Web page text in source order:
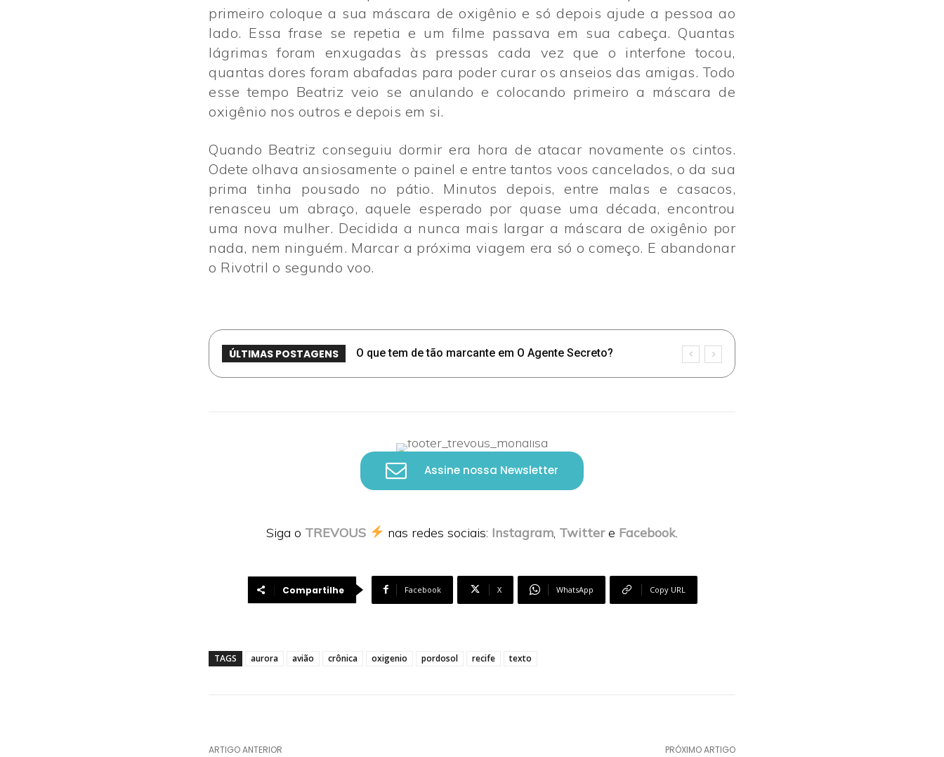
primeiro coloque a sua máscara de oxigênio e só depois ajude a pessoa ao
lado. Essa frase se repetia e um filme passava em sua cabeça. Quantas
lágrimas foram enxugadas às pressas cada vez que o interfone tocou,
quantas dores foram abafadas para poder curar os anseios das amigas. Todo
esse tempo Beatriz veio se anulando e colocando primeiro a máscara de
oxigênio nos outros e depois em si.
Quando Beatriz conseguiu dormir era hora de atacar novamente os cintos.
Odete olhava ansiosamente o painel e entre tantos voos cancelados, o da sua
prima tinha pousado no pátio. Minutos depois, entre malas e casacos,
renasceu um abraço, aquele esperado por quase uma década, encontrou
uma nova mulher. Decidida a nunca mais largar a máscara de oxigênio por
nada, nem ninguém. Marcar a próxima viagem era só o começo. E abandonar
o Rivotril o segundo voo.
ÚLTIMAS POSTAGENS O que tem de tão marcante em O Agente Secreto?
Assine nossa Newsletter
Siga o TREVOUS nas redes sociais: Instagram, Twittere Facebook.
Compartilhe Facebook X WhatsApp Copy URL
TAGS aurora avião crônica oxigenio pordosol recife texto
ARTIGO ANTERIOR PRÓXIMO ARTIGO